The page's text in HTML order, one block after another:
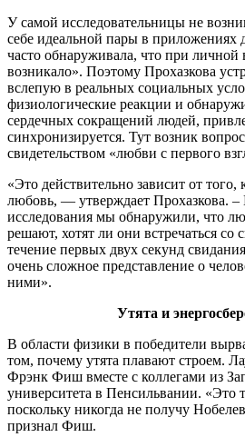
У самой исследовательницы не
себе идеальной пары в приложениях
часто обнаруживала, что при личной
возникало». Поэтому Прохазкова
вслепую в реальных социальных
физиологические реакции и
сердечных сокращений людей,
синхронизируется. Тут возник
свидетельством «любви с первого
«Это действительно зависит от того,
любовь, — утверждает Прохазкова. –
исследования мы обнаружили, что
решают, хотят ли они встречаться со
течение первых двух секунд
очень сложное представление о
ними».
Утята и
В области физики в победители
том, почему утята плавают строем.
Фрэнк Фиш вместе с коллегами из
университета в Пенсильвании. «Это
поскольку никогда не получу
признал Фиш.